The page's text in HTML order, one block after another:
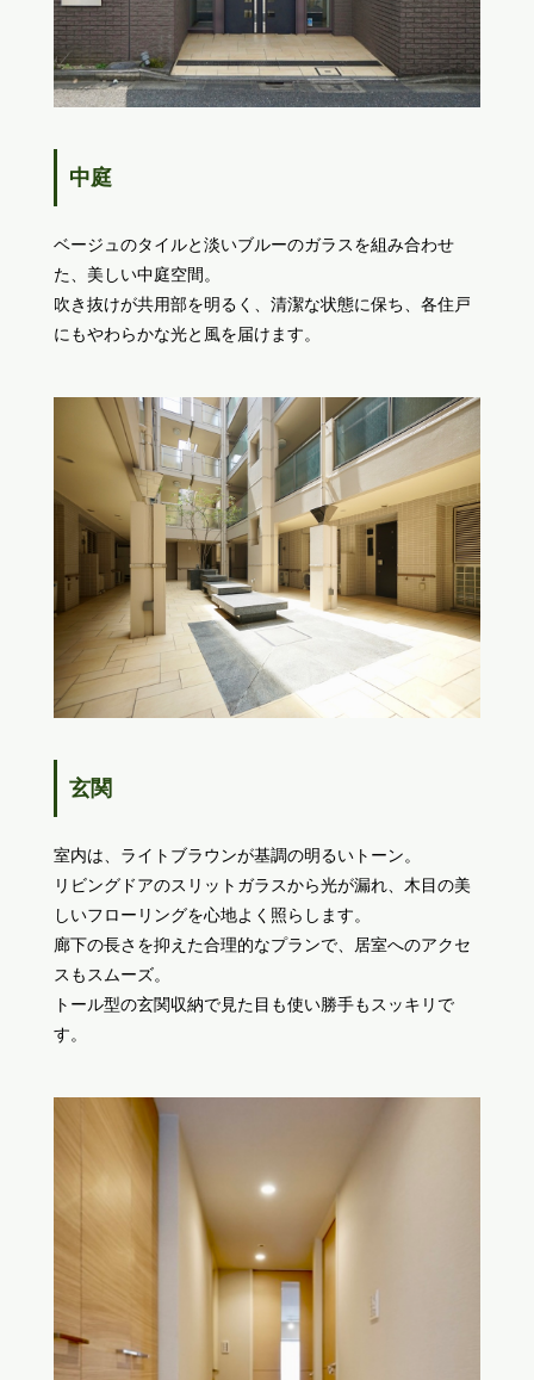
中庭
ベージュのタイルと淡いブルーのガラスを組み合わせ
た、美しい中庭空間。
吹き抜けが共用部を明るく、清潔な状態に保ち、各住戸
にもやわらかな光と風を届けます。
玄関
室内は、ライトブラウンが基調の明るいトーン。
リビングドアのスリットガラスから光が漏れ、木目の美
しいフローリングを心地よく照らします。
廊下の長さを抑えた合理的なプランで、居室へのアクセ
スもスムーズ。
トール型の玄関収納で見た目も使い勝手もスッキリで
す。